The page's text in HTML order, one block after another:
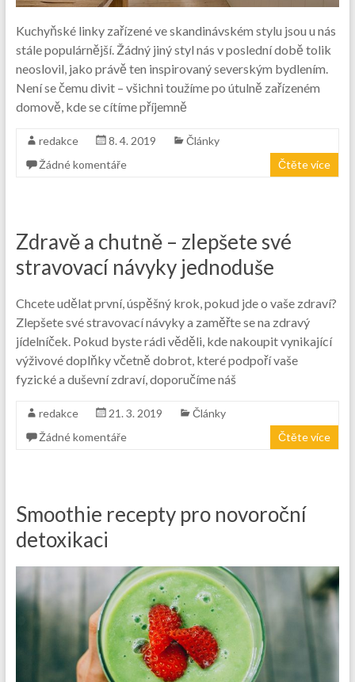
Kuchyňské linky zařízené ve skandinávském stylu jsou u nás
stále populárnější. Žádný jiný styl nás v poslední době tolik
neoslovil, jako právě ten inspirovaný severským bydlením.
Není se čemu divit – všichni toužíme po útulně zařízeném
domově, kde se cítíme příjemně
redakce 8. 4. 2019
Články
Žádné komentáře
Čtěte více
Zdravě a chutně – zlepšete své
stravovací návyky jednoduše
Chcete udělat první, úspěšný krok, pokud jde o vaše zdraví?
Zlepšete své stravovací návyky a zaměřte se na zdravý
jídelníček. Pokud byste rádi věděli, kde nakoupit vynikající
výživové doplňky včetně dobrot, které podpoří vaše
fyzické a duševní zdraví, doporučíme náš
redakce 21. 3. 2019
Články
Žádné komentáře
Čtěte více
Smoothie recepty pro novoroční
detoxikaci